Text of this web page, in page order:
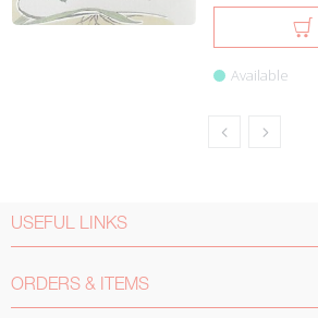
Available
USEFUL LINKS
ORDERS & ITEMS